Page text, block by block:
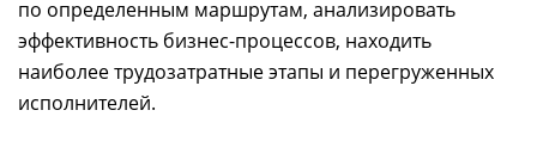
по определенным маршрутам, анализировать
эффективность бизнес-процессов, находить
наиболее трудозатратные этапы и перегруженных
исполнителей.